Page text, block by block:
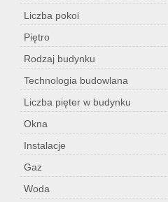
Liczba pokoi
Piętro
Rodzaj budynku
Technologia budowlana
Liczba pięter w budynku
Okna
Instalacje
Gaz
Woda